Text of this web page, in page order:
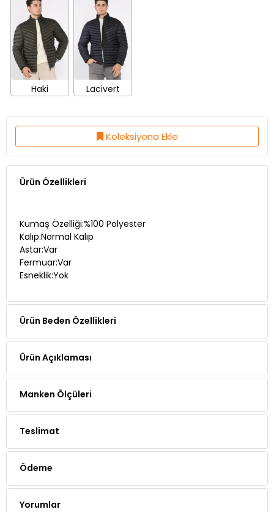
Haki Lacivert
Koleksiyona Ekle
Ürün Özellikleri
Kumaş Özelliği:%100 Polyester
Kalıp:Normal Kalıp
Astar:Var
Fermuar:Var
Esneklik:Yok
Ürün Beden Özellikleri
Ürün Açıklaması
Manken Ölçüleri
Teslimat
Ödeme
Yorumlar